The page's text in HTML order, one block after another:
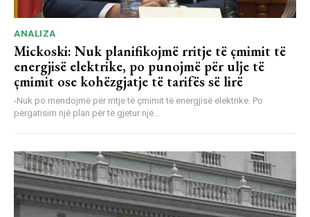
ANALIZA
Mickoski: Nuk planifikojmë rritje të çmimit të
energjisë elektrike, po punojmë për ulje të
çmimit ose kohëzgjatje të tarifës së lirë
-Nuk po mendojmë për rritje të çmimit të energjisë elektrike. Po
përgatisim një plan për të gjetur një...